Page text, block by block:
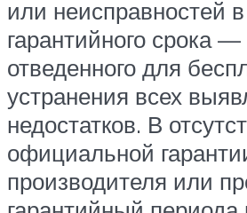
или неисправностей
гарантийного срока
отведенного для
устранения всех
недостатков. В
официальной
производителя или